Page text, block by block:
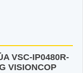
VSC-IP0480R-
VISIONCOP